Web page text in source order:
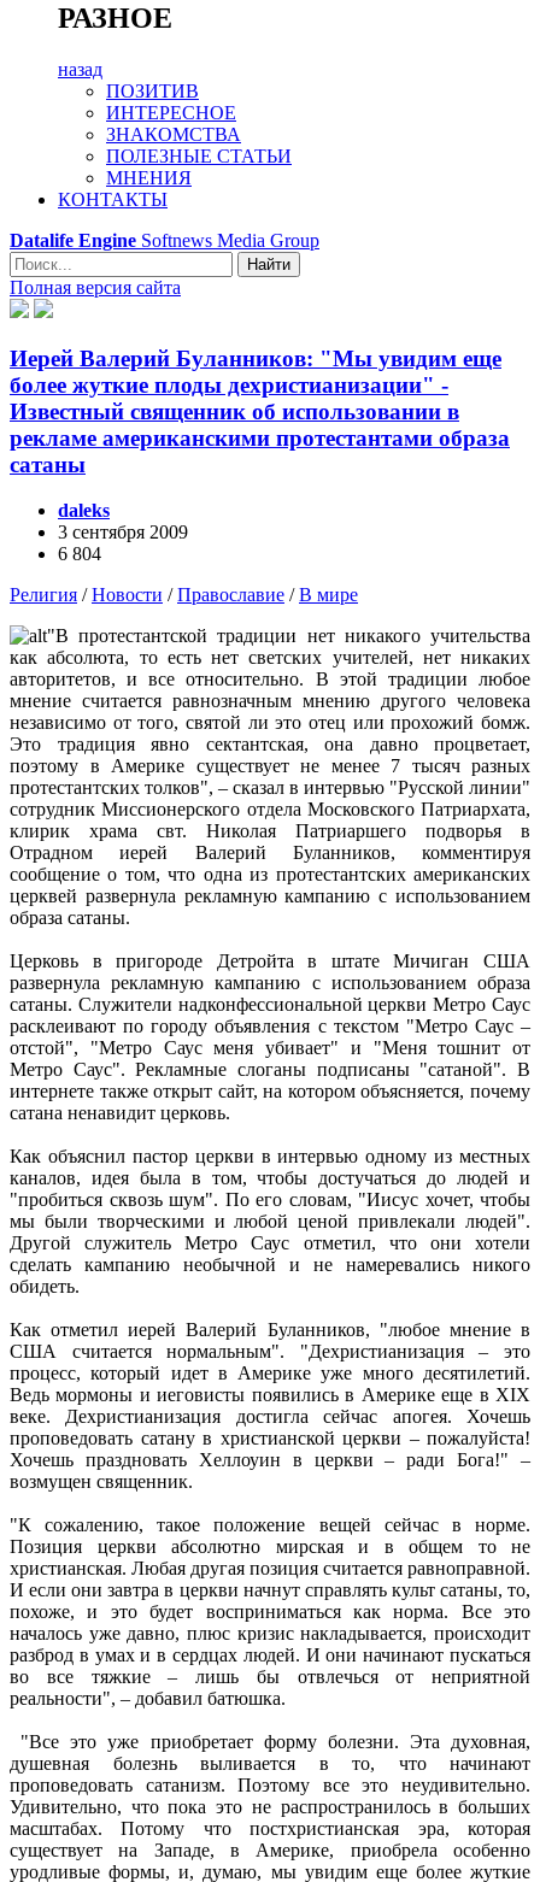
РАЗНОЕ
назад
ПОЗИТИВ
ИНТЕРЕСНОЕ
ЗНАКОМСТВА
ПОЛЕЗНЫЕ СТАТЬИ
МНЕНИЯ
КОНТАКТЫ
Datalife Engine Softnews Media Group
Найти
Полная версия сайта
Иерей Валерий Буланников: "Мы увидим еще
более жуткие плоды дехристианизации" -
Известный священник об использовании в
рекламе американскими протестантами образа
сатаны
daleks
3 сентября 2009
6 804
Религия /Новости /Православие /В мире
"В протестантской традиции нет никакого учительства
как абсолюта, то есть нет светских учителей, нет никаких
авторитетов, и все относительно. В этой традиции любое
мнение считается равнозначным мнению другого человека
независимо от того, святой ли это отец или прохожий бомж.
Это традиция явно сектантская, она давно процветает,
поэтому в Америке существует не менее 7 тысяч разных
протестантских толков", – сказал в интервью "Русской линии"
сотрудник Миссионерского отдела Московского Патриархата,
клирик храма свт. Николая Патриаршего подворья в
Отрадном иерей Валерий Буланников, комментируя
сообщение о том, что одна из протестантских американских
церквей развернула рекламную кампанию с использованием
образа сатаны.
Церковь в пригороде Детройта в штате Мичиган США
развернула рекламную кампанию с использованием образа
сатаны. Служители надконфессиональной церкви Метро Саус
расклеивают по городу объявления с текстом "Метро Саус –
отстой", "Метро Саус меня убивает" и "Меня тошнит от
Метро Саус". Рекламные слоганы подписаны "сатаной". В
интернете также открыт сайт, на котором объясняется, почему
сатана ненавидит церковь.
Как объяснил пастор церкви в интервью одному из местных
каналов, идея была в том, чтобы достучаться до людей и
"пробиться сквозь шум". По его словам, "Иисус хочет, чтобы
мы были творческими и любой ценой привлекали людей".
Другой служитель Метро Саус отметил, что они хотели
сделать кампанию необычной и не намеревались никого
обидеть.
Как отметил иерей Валерий Буланников, "любое мнение в
США считается нормальным". "Дехристианизация – это
процесс, который идет в Америке уже много десятилетий.
Ведь мормоны и иеговисты появились в Америке еще в XIX
веке. Дехристианизация достигла сейчас апогея. Хочешь
проповедовать сатану в христианской церкви – пожалуйста!
Хочешь праздновать Хеллоуин в церкви – ради Бога!" –
возмущен священник.
"К сожалению, такое положение вещей сейчас в норме.
Позиция церкви абсолютно мирская и в общем то не
христианская. Любая другая позиция считается равноправной.
И если они завтра в церкви начнут справлять культ сатаны, то,
похоже, и это будет восприниматься как норма. Все это
началось уже давно, плюс кризис накладывается, происходит
разброд в умах и в сердцах людей. И они начинают пускаться
во все тяжкие – лишь бы отвлечься от неприятной
реальности", – добавил батюшка.
"Все это уже приобретает форму болезни. Эта духовная,
душевная болезнь выливается в то, что начинают
проповедовать сатанизм. Поэтому все это неудивительно.
Удивительно, что пока это не распространилось в больших
масштабах. Потому что постхристианская эра, которая
существует на Западе, в Америке, приобрела особенно
уродливые формы, и, думаю, мы увидим еще более жуткие